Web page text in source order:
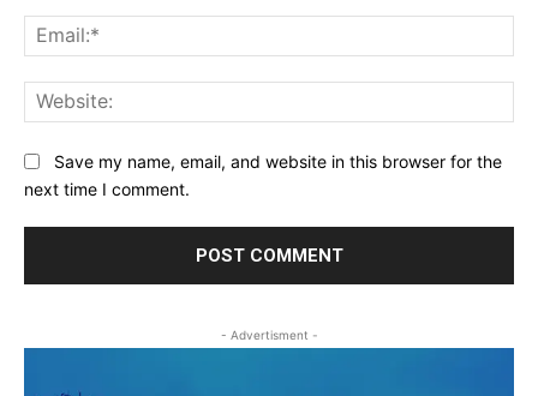
Save my name, email, and website in this browser for the
next time I comment.
- Advertisment -